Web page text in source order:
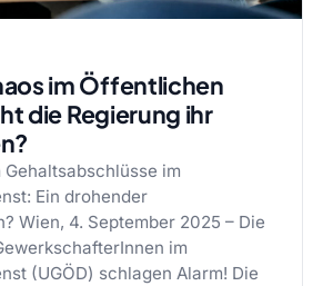
im Öffentlichen
die Regierung ihr
Gehaltsabschlüsse im
Ein drohender
Wien, 4. September 2025 – Die
im
(UGÖD) schlagen Alarm! Die